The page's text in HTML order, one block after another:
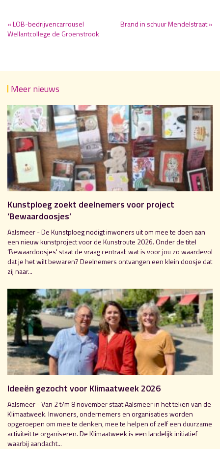
« LOB-bedrijvencarrousel
Wellantcollege de Groenstrook
Brand in schuur Mendelstraat »
Meer nieuws
Kunstploeg zoekt deelnemers voor project
‘Bewaardoosjes’
Aalsmeer - De Kunstploeg nodigt inwoners uit om mee te doen aan
een nieuw kunstproject voor de Kunstroute 2026. Onder de titel
‘Bewaardoosjes' staat de vraag centraal: wat is voor jou zo waardevol
dat je het wilt bewaren? Deelnemers ontvangen een klein doosje dat
zij naar...
Ideeën gezocht voor Klimaatweek 2026
Aalsmeer - Van 2 t/m 8 november staat Aalsmeer in het teken van de
Klimaatweek. Inwoners, ondernemers en organisaties worden
opgeroepen om mee te denken, mee te helpen of zelf een duurzame
activiteit te organiseren. De Klimaatweek is een landelijk initiatief
waarbij aandacht...